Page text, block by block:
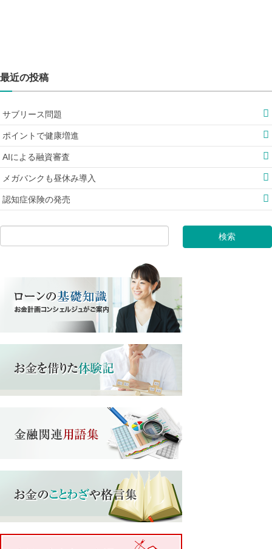
最近の投稿
サブリース問題
ポイントで健康増進
AIによる融資審査
メガバンクも昼休み導入
認知症保険の発売